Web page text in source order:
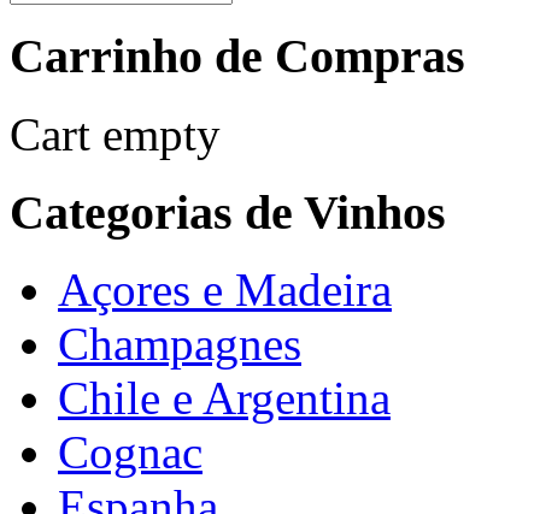
Carrinho de Compras
Cart empty
Categorias de Vinhos
Açores e Madeira
Champagnes
Chile e Argentina
Cognac